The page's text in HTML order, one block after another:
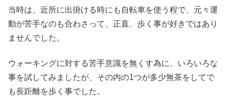
当時は、近所に出掛ける時にも自転車を使う程で、元々運
動が苦手なのも合わさって、正直、歩く事が好きではあり
ませんでした。
ウォーキングに対する苦手意識を無くす為に、いろいろな
事を試してみましたが、その内の1つが多少無茶をしてで
も長距離を歩く事でした。